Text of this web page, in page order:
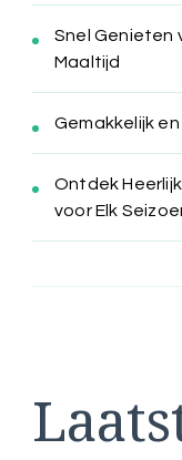
Snel Genieten
Maaltijd
Gemakkelijk
Ontdek
voor Elk